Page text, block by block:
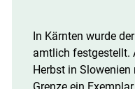
In Kärnten wurde
amtlich festgestellt.
Herbst in Slowenien